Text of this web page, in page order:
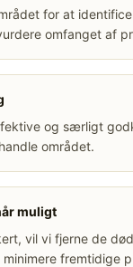
for at
omfanget af
og særligt
området.
muligt
vil vi fjerne de
fremtidige